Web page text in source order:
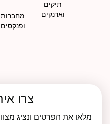
תיקים
וארנקים
מחברות
ופנקסים
צרו
מלאו את הפרטים ונציג מצוות